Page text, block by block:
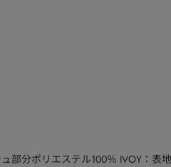
部分ポリエステル100％ IVOY：表